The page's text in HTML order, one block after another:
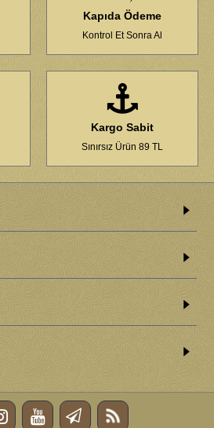
Kapıda Ödeme
Kontrol Et Sonra Al
Kargo Sabit
Sınırsız Ürün 89 TL